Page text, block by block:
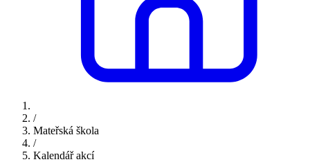
/
Mateřská škola
/
Kalendář akcí